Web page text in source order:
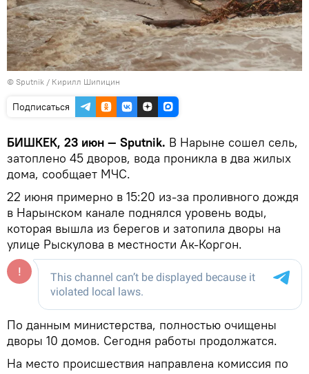
© Sputnik / Кирилл Шипицин
Подписаться
БИШКЕК, 23 июн — Sputnik. В Нарыне сошел сель,
затоплено 45 дворов, вода проникла в два жилых
дома, сообщает МЧС.
22 июня примерно в 15:20 из-за проливного дождя
в Нарынском канале поднялся уровень воды,
которая вышла из берегов и затопила дворы на
улице Рыскулова в местности Ак-Коргон.
По данным министерства, полностью очищены
дворы 10 домов. Сегодня работы продолжатся.
На место происшествия направлена комиссия по